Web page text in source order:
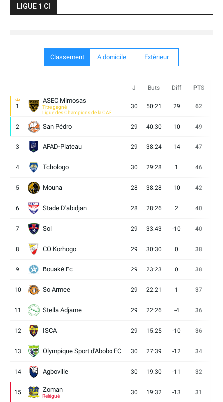
LIGUE 1 CI
Classement A domicile Extèrieur
J Buts Diff PTS
1
ASEC Mimosas
Titre gagné
Ligue des Champions de la CAF
30 50:21 29 62
2 San Pédro 29 40:30 10 49
3 AFAD-Plateau 29 38:24 14 47
4 Tchologo 30 29:28 1 46
5 Mouna 28 38:28 10 42
6 Stade D'abidjan 28 28:26 2 40
7 Sol 29 33:43 -10 40
8 CO Korhogo 29 30:30 0 38
9 Bouaké Fc 29 23:23 0 38
10 So Armee 29 22:21 1 37
11 Stella Adjame 29 22:26 -4 36
12 ISCA 29 15:25 -10 36
13 Olympique Sport d'Abobo FC 30 27:39 -12 34
14 Agboville 30 19:30 -11 32
15 Zoman
Relégué
30 19:32 -13 31